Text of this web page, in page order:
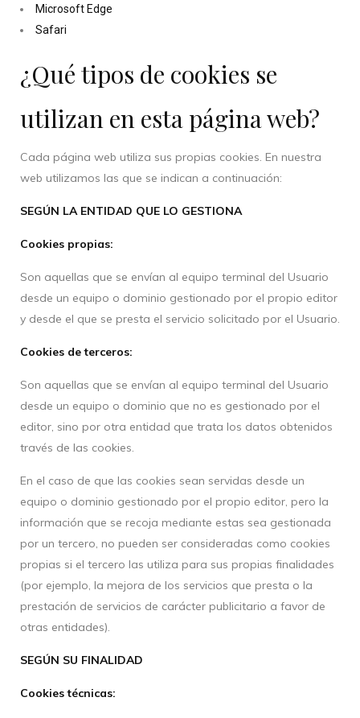
Microsoft Edge
Safari
¿Qué tipos de cookies se
utilizan en esta página web?
Cada página web utiliza sus propias cookies. En nuestra
web utilizamos las que se indican a continuación:
SEGÚN LA ENTIDAD QUE LO GESTIONA
Cookies propias:
Son aquellas que se envían al equipo terminal del Usuario
desde un equipo o dominio gestionado por el propio editor
y desde el que se presta el servicio solicitado por el Usuario.
Cookies de terceros:
Son aquellas que se envían al equipo terminal del Usuario
desde un equipo o dominio que no es gestionado por el
editor, sino por otra entidad que trata los datos obtenidos
través de las cookies.
En el caso de que las cookies sean servidas desde un
equipo o dominio gestionado por el propio editor, pero la
información que se recoja mediante estas sea gestionada
por un tercero, no pueden ser consideradas como cookies
propias si el tercero las utiliza para sus propias finalidades
(por ejemplo, la mejora de los servicios que presta o la
prestación de servicios de carácter publicitario a favor de
otras entidades).
SEGÚN SU FINALIDAD
Cookies técnicas: